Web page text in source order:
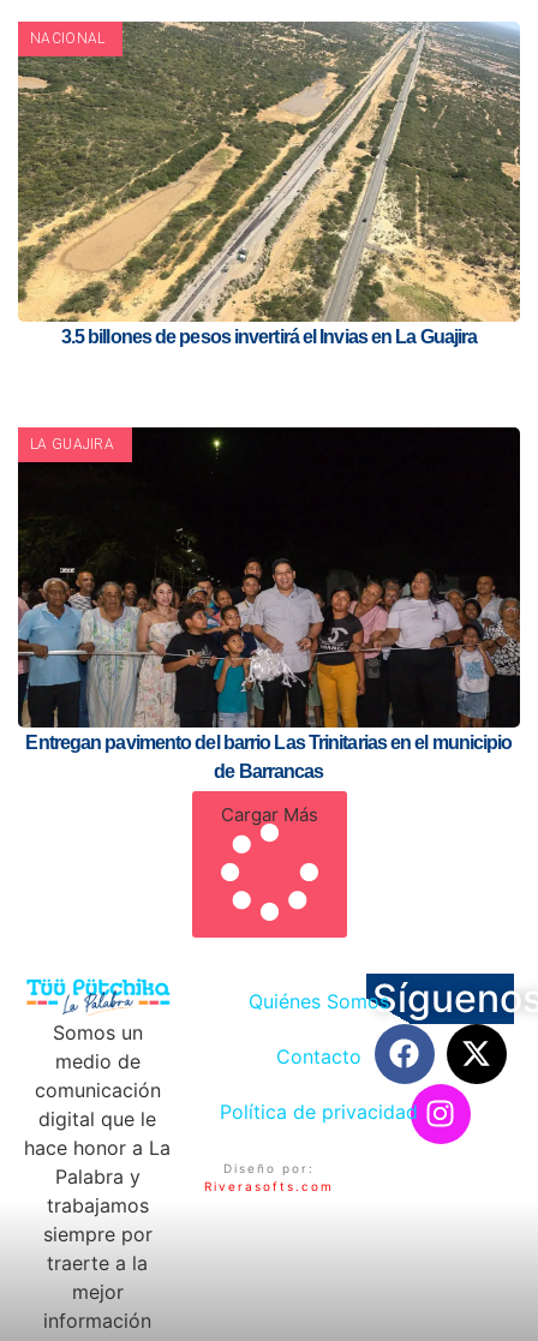
NACIONAL
3.5 billones de pesos invertirá el Invias en La Guajira
LA GUAJIRA
Entregan pavimento del barrio Las Trinitarias en el municipio
de Barrancas
Cargar Más
Somos un
medio de
comunicación
digital que le
hace honor a La
Palabra y
trabajamos
siempre por
traerte a la
mejor
información
Quiénes Somos
Contacto
Política de privacidad
Diseño por:
Riverasofts.com